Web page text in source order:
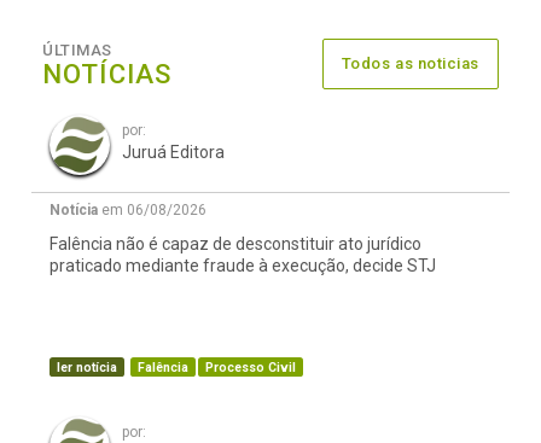
ÚLTIMAS
NOTÍCIAS Todos as noticias
por:
Juruá Editora
Notícia em 06/08/2026
Falência não é capaz de desconstituir ato jurídico
praticado mediante fraude à execução, decide STJ
ler notícia Falência Processo Civil
por: